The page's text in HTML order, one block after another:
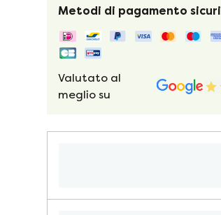
Metodi di pagamento sicuri
Valutato al
meglio su